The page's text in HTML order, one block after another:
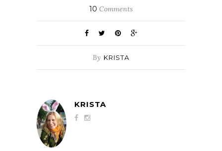
10 Comments
By KRISTA
KRISTA